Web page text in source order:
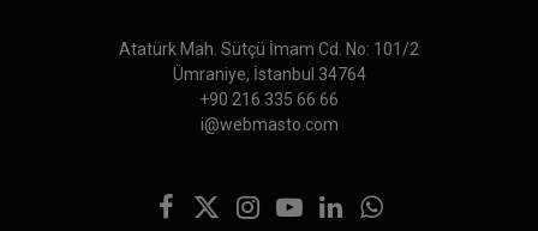
Atatürk Mah. Sütçü İmam Cd. No: 101/2
Ümraniye, İstanbul 34764
+90 216 335 66 66
i@webmasto.com
Facebook
X
Instagram
YouTubeLinkedInWhatsApp